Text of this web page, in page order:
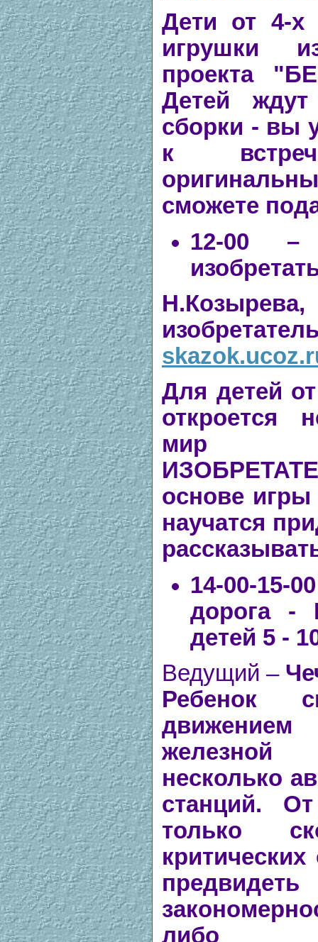
Дети от 4-х
игрушки
проекта
Детей ждут
сборки - вы
к
сможете
12-00 –
Для детей
откроется
мир
основе игры
научатся
14-00-15-
дорога -
детей 5 -
Ведущий –
Ребенок
железной
несколько
станций.
только
либо